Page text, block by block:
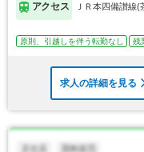
アクセス ＪＲ本四備讃線(
原則、引越しを伴う転勤なし 残
求人の詳細を見る